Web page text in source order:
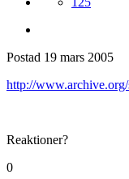
Postad 19 mars 2005
http://
Reaktioner?
0